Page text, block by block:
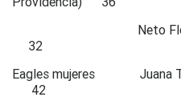
Neto Florencio
32
Eagles mujeres Juana
42